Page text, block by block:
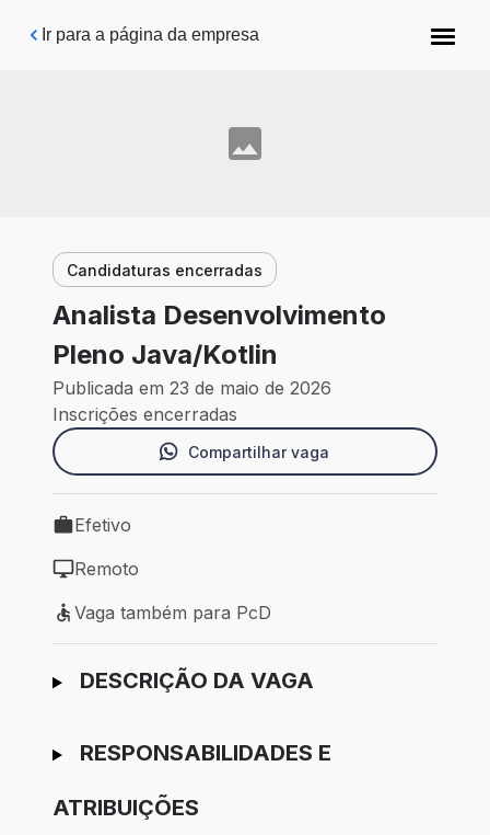
Pular para o conteúdo principal
Ir para a página da empresa
Candidaturas encerradas
Analista Desenvolvimento
Pleno Java/Kotlin
Publicada em 23 de maio de 2026
Inscrições encerradas
Compartilhar vaga
Tipo de vaga: Efetivo
Efetivo
Modelo de trabalho: Remoto
Remoto
Vaga também para PcD
Vaga também para PcD
Ir para candidatura
DESCRIÇÃO DA VAGA
RESPONSABILIDADES E
ATRIBUIÇÕES